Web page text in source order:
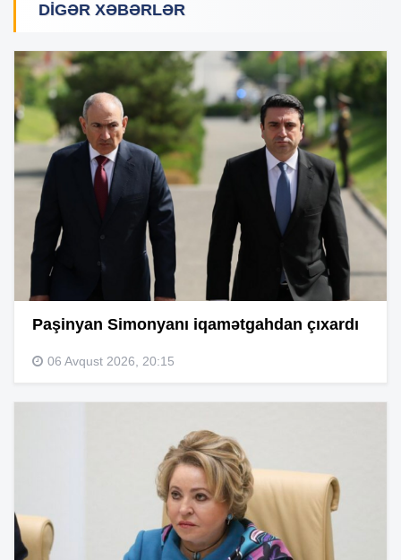
DIGƏR XƏBƏRLƏR
Paşinyan Simonyanı iqamətgahdan çıxardı
06 Avqust 2026, 20:15